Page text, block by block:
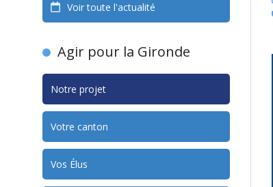
Voir toute l'actualité
Agir pour la Gironde
Notre projet
Votre canton
Vos Élus